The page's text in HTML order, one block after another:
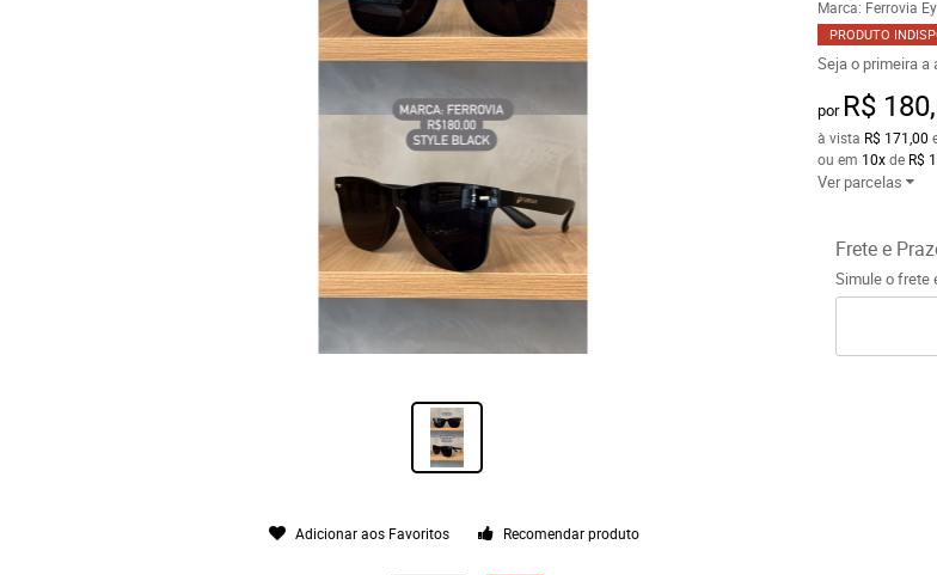
Adicionar aos Favoritos Recomendar produto
Marca: Ferrovia
PRODUTO
Seja o primeira a
por R$
à vista R$ 171,00
ou em 10xde R$
Ver parcelas
Frete e
Simule o frete